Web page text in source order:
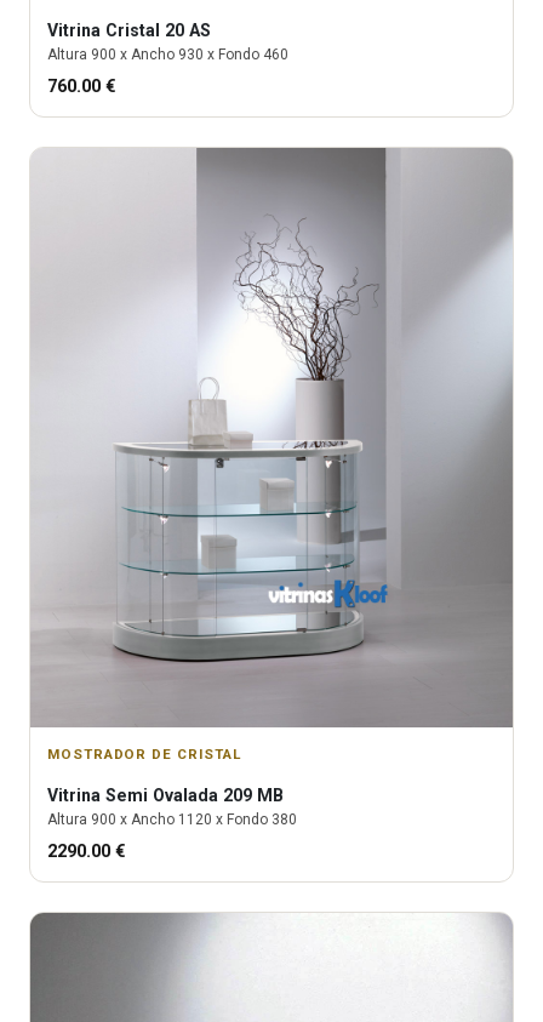
Vitrina Cristal 20 AS
Altura 900 x Ancho 930 x Fondo 460
760.00 €
MOSTRADOR DE CRISTAL
Vitrina Semi Ovalada 209 MB
Altura 900 x Ancho 1120 x Fondo 380
2290.00 €